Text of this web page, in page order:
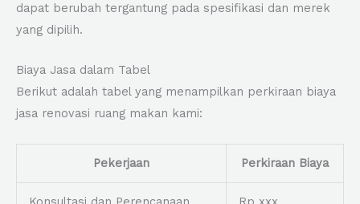
dapat berubah tergantung pada spesifikasi dan merek
yang dipilih.
Biaya Jasa dalam Tabel
Berikut adalah tabel yang menampilkan perkiraan biaya
jasa renovasi ruang makan kami:
Pekerjaan Perkiraan Biaya